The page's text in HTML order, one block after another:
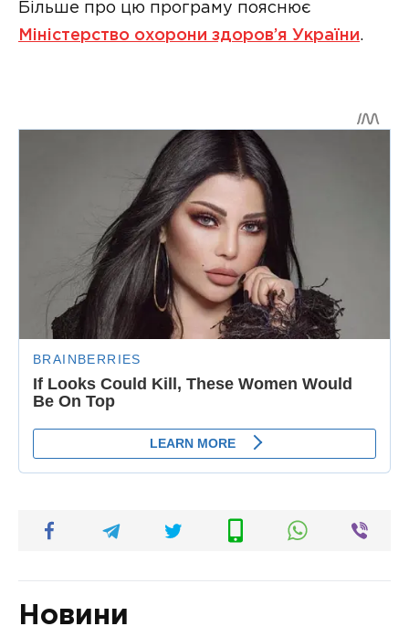
Більше про цю програму пояснює
Міністерство охорони здоров’я України.
Новини